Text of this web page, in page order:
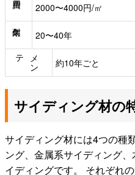
2000〜4000円/㎡
20〜40年
メ
ン
テ
約10年ごと
サイディング材の
サイディング材には4つの種
ング、金属系サイディング
イディングです。 それぞれ